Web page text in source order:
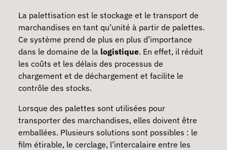
La palettisation est le stockage et le transport de
marchandises en tant qu’unité à partir de palettes.
Ce système prend de plus en plus d’importance
dans le domaine de la logistique. En effet, il réduit
les coûts et les délais des processus de
chargement et de déchargement et facilite le
contrôle des stocks.
Lorsque des palettes sont utilisées pour
transporter des marchandises, elles doivent être
emballées. Plusieurs solutions sont possibles : le
film étirable, le cerclage, l’intercalaire entre les